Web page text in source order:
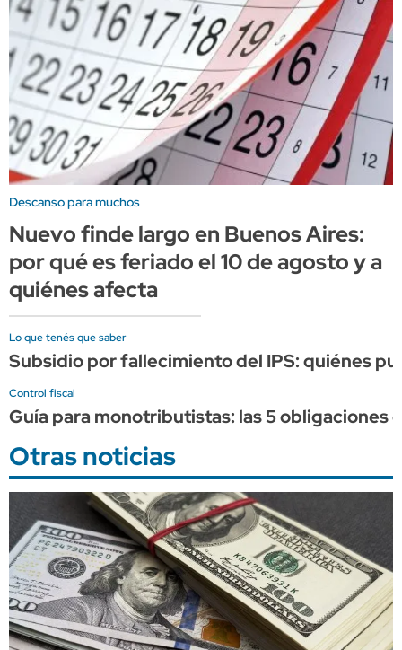
Descanso para muchos
Nuevo finde largo en Buenos Aires:
por qué es feriado el 10 de agosto y a
quiénes afecta
Lo que tenés que saber
Subsidio por fallecimiento del IPS: quiénes
Control fiscal
Guía para monotributistas: las 5 obligaciones
Otras noticias